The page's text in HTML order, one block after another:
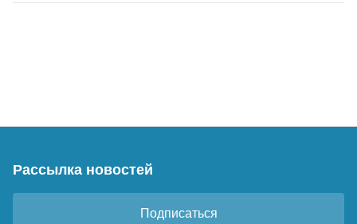
Рассылка новостей
Подписаться